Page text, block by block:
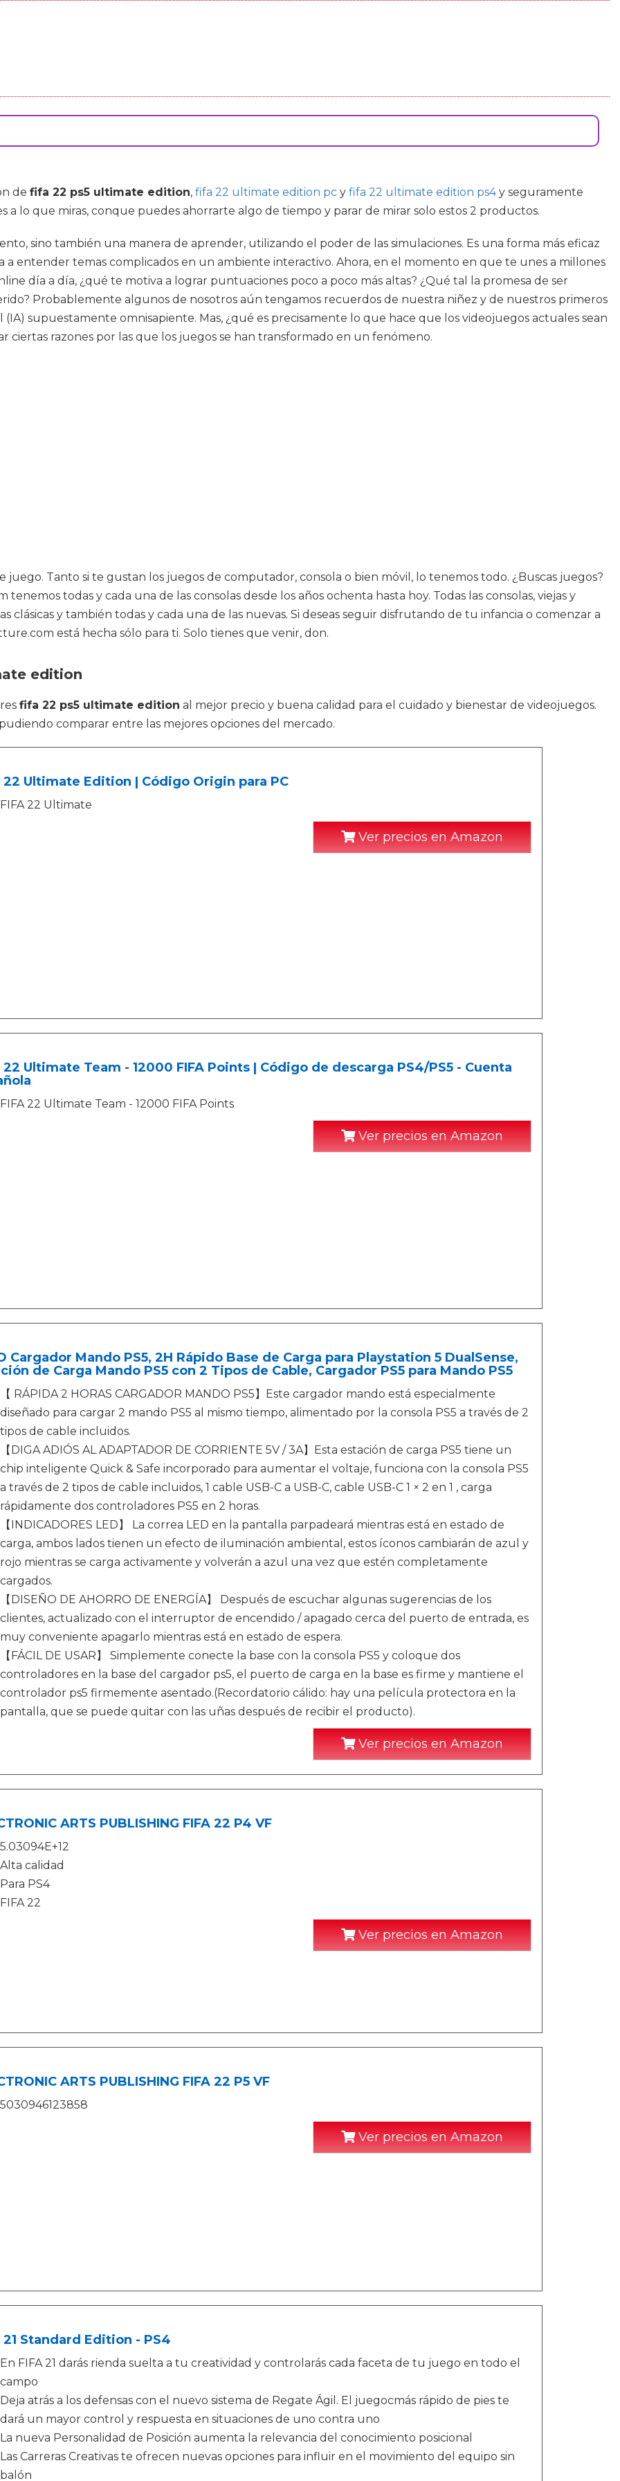
de fifa 22 ps5 ultimate edition, fifa 22 ultimate edition pc y fifa 22 ultimate edition ps4y seguramente
a lo que miras, conque puedes ahorrarte algo de tiempo y parar de mirar solo estos 2 productos.
sino también una manera de aprender, utilizando el poder de las simulaciones. Es una forma más eficaz
entender temas complicados en un ambiente interactivo. Ahora, en el momento en que te unes a millones
día a día, ¿qué te motiva a lograr puntuaciones poco a poco más altas? ¿Qué tal la promesa de ser
Probablemente algunos de nosotros aún tengamos recuerdos de nuestra niñez y de nuestros primeros
supuestamente omnisapiente. Mas, ¿qué es precisamente lo que hace que los videojuegos actuales sean
ciertas razones por las que los juegos se han transformado en un fenómeno.
Tanto si te gustan los juegos de computador, consola o bien móvil, lo tenemos todo. ¿Buscas juegos?
todas y cada una de las consolas desde los años ochenta hasta hoy. Todas las consolas, viejas y
clásicas y también todas y cada una de las nuevas. Si deseas seguir disfrutando de tu infancia o comenzar a
está hecha sólo para ti. Solo tienes que venir, don.
edition
fifa 22 ps5 ultimate edition al mejor precio y buena calidad para el cuidado y bienestar de videojuegos.
comparar entre las mejores opciones del mercado.
22 Ultimate Edition | Código Origin para PC
FIFA 22 Ultimate
Ver precios en Amazon
22 Ultimate Team - 12000 FIFA Points | Código de descarga PS4/PS5 - Cuenta
FIFA 22 Ultimate Team - 12000 FIFA Points
Ver precios en Amazon
Cargador Mando PS5, 2H Rápido Base de Carga para Playstation 5 DualSense,
de Carga Mando PS5 con 2 Tipos de Cable, Cargador PS5 para Mando PS5
【 RÁPIDA 2 HORAS CARGADOR MANDO PS5】Este cargador mando está especialmente
diseñado para cargar 2 mando PS5 al mismo tiempo, alimentado por la consola PS5 a través de 2
tipos de cable incluidos.
【DIGA ADIÓS AL ADAPTADOR DE CORRIENTE 5V / 3A】Esta estación de carga PS5 tiene un
chip inteligente Quick & Safe incorporado para aumentar el voltaje, funciona con la consola PS5
a través de 2 tipos de cable incluidos, 1 cable USB-C a USB-C, cable USB-C 1 × 2 en 1 , carga
rápidamente dos controladores PS5 en 2 horas.
【INDICADORES LED】 La correa LED en la pantalla parpadeará mientras está en estado de
carga, ambos lados tienen un efecto de iluminación ambiental, estos íconos cambiarán de azul y
rojo mientras se carga activamente y volverán a azul una vez que estén completamente
cargados.
【DISEÑO DE AHORRO DE ENERGÍA】 Después de escuchar algunas sugerencias de los
clientes, actualizado con el interruptor de encendido / apagado cerca del puerto de entrada, es
muy conveniente apagarlo mientras está en estado de espera.
【FÁCIL DE USAR】 Simplemente conecte la base con la consola PS5 y coloque dos
controladores en la base del cargador ps5, el puerto de carga en la base es firme y mantiene el
controlador ps5 firmemente asentado.(Recordatorio cálido: hay una película protectora en la
pantalla, que se puede quitar con las uñas después de recibir el producto).
Ver precios en Amazon
ARTS PUBLISHING FIFA 22 P4 VF
5.03094E+12
Alta calidad
Para PS4
FIFA 22
Ver precios en Amazon
ARTS PUBLISHING FIFA 22 P5 VF
5030946123858
Ver precios en Amazon
21 Standard Edition - PS4
En FIFA 21 darás rienda suelta a tu creatividad y controlarás cada faceta de tu juego en todo el
campo
Deja atrás a los defensas con el nuevo sistema de Regate Ágil. El juegocmás rápido de pies te
dará un mayor control y respuesta en situaciones de uno contra uno
La nueva Personalidad de Posición aumenta la relevancia del conocimiento posicional
Las Carreras Creativas te ofrecen nuevas opciones para influir en el movimiento del equipo sin
balón